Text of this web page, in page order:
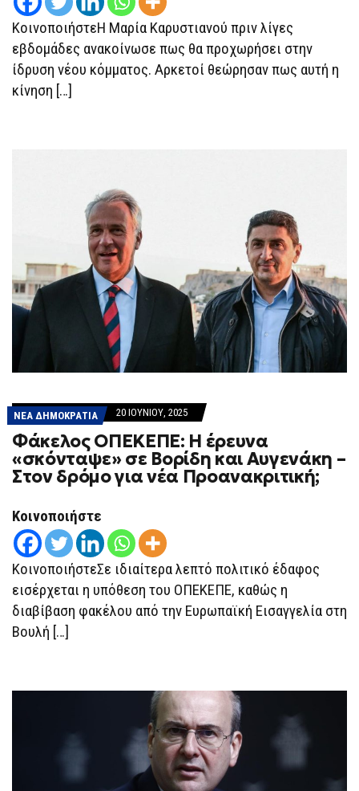
ΚοινοποιήστεΗ Μαρία Καρυστιανού πριν λίγες
εβδομάδες ανακοίνωσε πως θα προχωρήσει στην
ίδρυση νέου κόμματος. Αρκετοί θεώρησαν πως αυτή η
κίνηση […]
ΝΕΑ ΔΗΜΟΚΡΑΤΙΑ 20 ΙΟΥΝΊΟΥ, 2025
Φάκελος ΟΠΕΚΕΠΕ: Η έρευνα
«σκόνταψε» σε Βορίδη και Αυγενάκη –
Στον δρόμο για νέα Προανακριτική;
Κοινοποιήστε
ΚοινοποιήστεΣε ιδιαίτερα λεπτό πολιτικό έδαφος
εισέρχεται η υπόθεση του ΟΠΕΚΕΠΕ, καθώς η
διαβίβαση φακέλου από την Ευρωπαϊκή Εισαγγελία στη
Βουλή […]